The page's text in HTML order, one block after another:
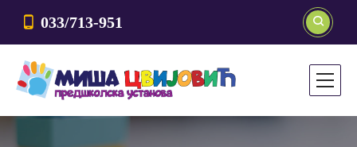
033/713-951